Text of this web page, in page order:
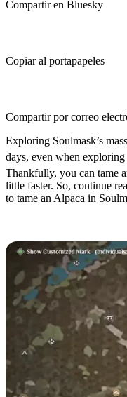
Compartir en Bluesky
Copiar al portapapeles
Compartir por correo
Exploring Soulmask’s
days, even when
Thankfully, you can tame
little faster. So, continue
to tame an Alpaca in